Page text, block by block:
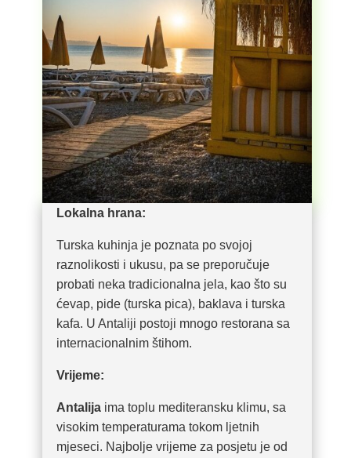
Lokalna hrana:
Turska kuhinja je poznata po svojoj
raznolikosti i ukusu, pa se preporučuje
probati neka tradicionalna jela, kao što su
ćevap, pide (turska pica), baklava i turska
kafa. U Antaliji postoji mnogo restorana sa
internacionalnim štihom.
Vrijeme:
Antalija ima toplu mediteransku klimu, sa
visokim temperaturama tokom ljetnih
mjeseci. Najbolje vrijeme za posjetu je od